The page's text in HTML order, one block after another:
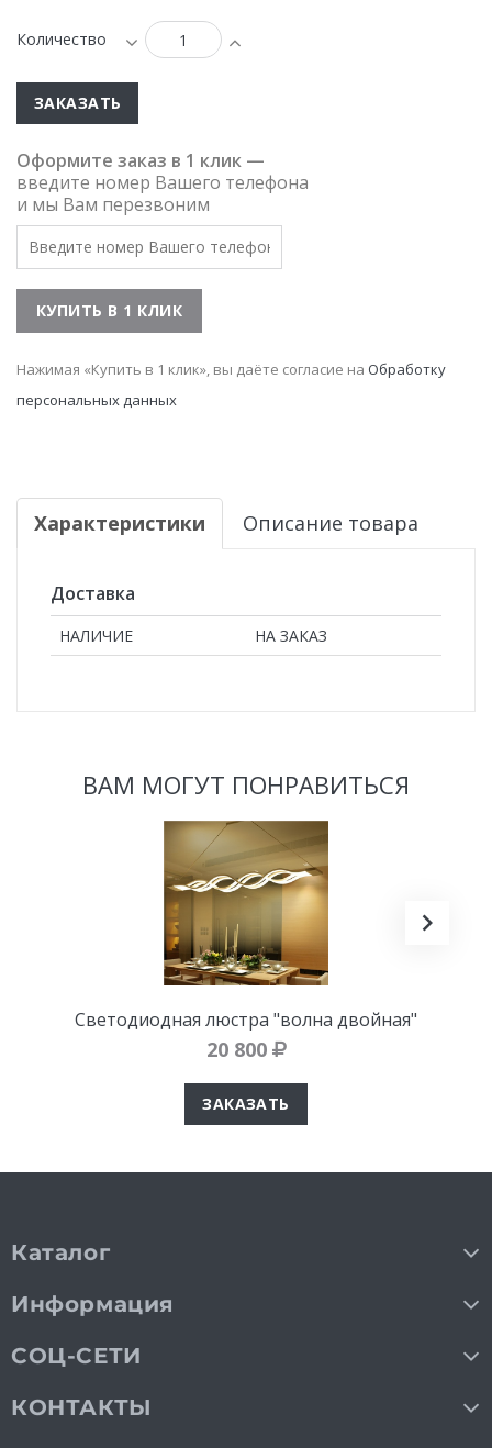
Количество
ЗАКАЗАТЬ
Оформите заказ в 1 клик —
введите номер Вашего телефона
и мы Вам перезвоним
Нажимая «Купить в 1 клик», вы даёте согласие на Обработку
персональных данных
Характеристики Описание товара
Доставка
НАЛИЧИЕ НА ЗАКАЗ
ВАМ МОГУТ ПОНРАВИТЬСЯ
Светодиодная люстра "волна двойная"
20 800
ЗАКАЗАТЬ
Каталог
Информация
СОЦ-СЕТИ
КОНТАКТЫ